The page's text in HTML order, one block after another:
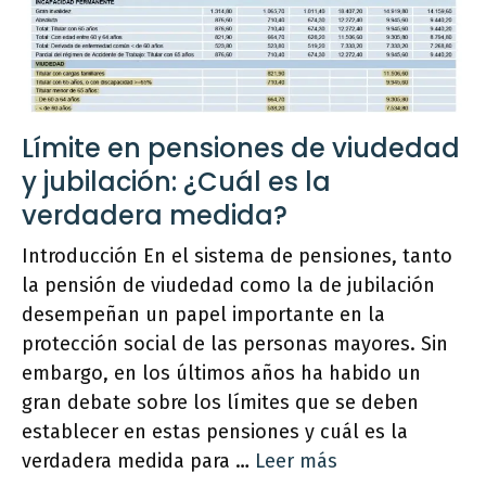
Límite en pensiones de viudedad
y jubilación: ¿Cuál es la
verdadera medida?
Introducción En el sistema de pensiones, tanto
la pensión de viudedad como la de jubilación
desempeñan un papel importante en la
protección social de las personas mayores. Sin
embargo, en los últimos años ha habido un
gran debate sobre los límites que se deben
establecer en estas pensiones y cuál es la
verdadera medida para … Leer más